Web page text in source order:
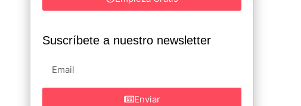
Suscríbete a nuestro newsletter
Enviar